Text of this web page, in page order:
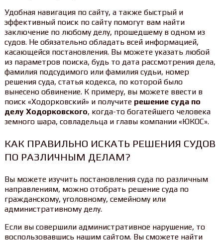
Удобная навигация по сайту, а также быстрый и
эффективный поиск по сайту помогут вам найти
заключение по любому делу, прошедшему в одном из
судов. Не обязательно обладать всей информацией,
касающейся постановления. Вы можете указать любой
из параметров поиска, будь то дата рассмотрения дела,
фамилия подсудимого или фамилия судьи, номер
решения суда, статья кодекса, по которой было
вынесено обвинение. К примеру, вы можете ввести в
поиск «Ходорковский» и получите решение суда по
делу Ходорковского, когда-то богатейшего человека
земного шара, совладельца и главы компании «ЮКОС».
КАК ПРАВИЛЬНО ИСКАТЬ РЕШЕНИЯ СУДОВ
ПО РАЗЛИЧНЫМ ДЕЛАМ?
Вы можете изучить постановления суда по различным
направлениям, можно отобрать решение суда по
гражданскому, уголовному, семейному или
административному делу.
Если вы совершили административное нарушение, то
воспользовавшись нашим сайтом. Вы сможете найти